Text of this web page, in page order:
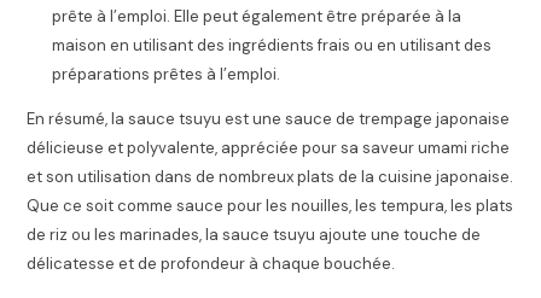
prête à l’emploi. Elle peut également être préparée à la
maison en utilisant des ingrédients frais ou en utilisant des
préparations prêtes à l’emploi.
En résumé, la sauce tsuyu est une sauce de trempage japonaise
délicieuse et polyvalente, appréciée pour sa saveur umami riche
et son utilisation dans de nombreux plats de la cuisine japonaise.
Que ce soit comme sauce pour les nouilles, les tempura, les plats
de riz ou les marinades, la sauce tsuyu ajoute une touche de
délicatesse et de profondeur à chaque bouchée.